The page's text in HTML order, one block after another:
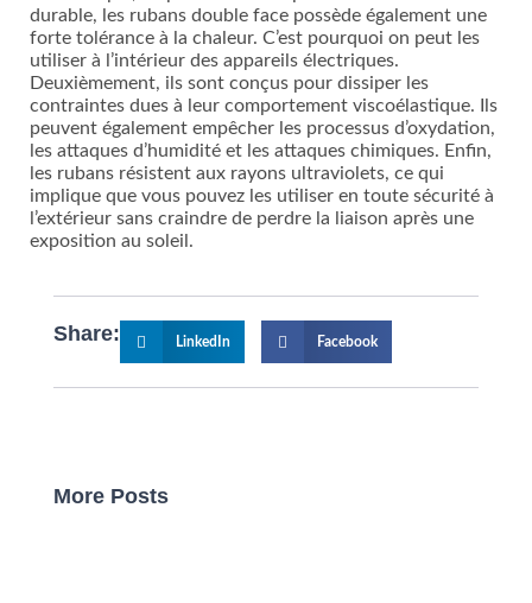
durable, les rubans double face possède également une
forte tolérance à la chaleur. C’est pourquoi on peut les
utiliser à l’intérieur des appareils électriques.
Deuxièmement, ils sont conçus pour dissiper les
contraintes dues à leur comportement viscoélastique. Ils
peuvent également empêcher les processus d’oxydation,
les attaques d’humidité et les attaques chimiques. Enfin,
les rubans résistent aux rayons ultraviolets, ce qui
implique que vous pouvez les utiliser en toute sécurité à
l’extérieur sans craindre de perdre la liaison après une
exposition au soleil.
Share: LinkedIn Facebook
More Posts